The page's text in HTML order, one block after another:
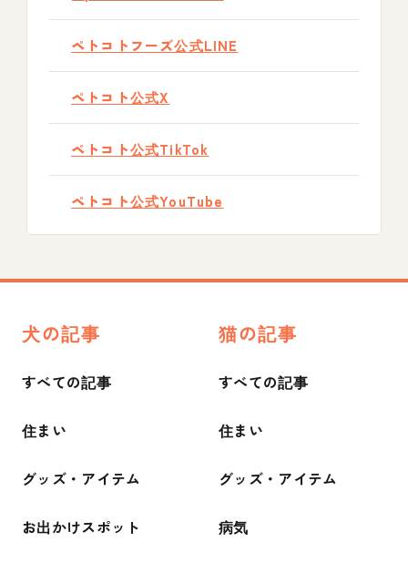
ペトコトフーズ公式LINE
ペトコト公式X
ペトコト公式TikTok
ペトコト公式YouTube
犬の記事
すべての記事
住まい
グッズ・アイテム
お出かけスポット
猫の記事
すべての記事
住まい
グッズ・アイテム
病気